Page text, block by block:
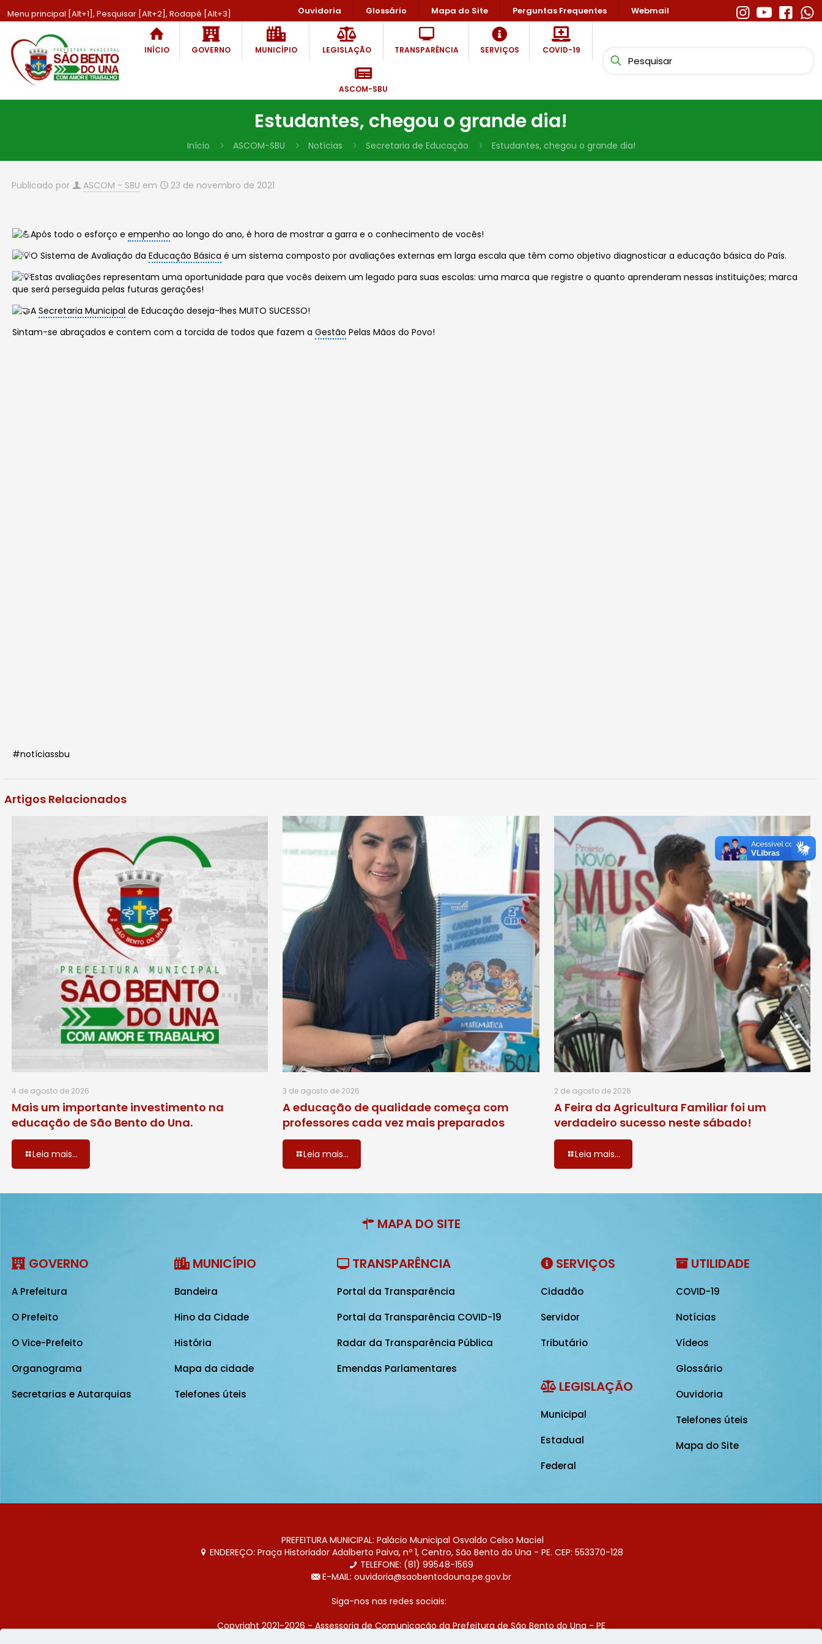
Menu principal [Alt+1], Pesquisar [Alt+2], Rodapé [Alt+3] Ouvidoria Glossário Mapa do Site Perguntas Frequentes Webmail
INÍCIO GOVERNO MUNICÍPIO LEGISLAÇÃO TRANSPARÊNCIA SERVIÇOS COVID-19
ASCOM-SBU
Estudantes, chegou o grande dia!
Início ASCOM-SBU Notícias Secretaria de Educação Estudantes, chegou o grande dia!
Publicado por ASCOM - SBU em 23 de novembro de 2021
Após todo o esforço eempenho ao longo do ano, é hora de mostrar a garra e o conhecimento de vocês!
O Sistema de Avaliação daEducação Básica é um sistema composto por avaliações externas em larga escala que têm como objetivo diagnosticar a educação básica do País.
Estas avaliações representam uma oportunidade para que vocês deixem um legado para suas escolas: uma marca que registre o quanto aprenderam nessas instituições; marca
que será perseguida pelas futuras gerações!
ASecretaria Municipal de Educação deseja-lhes MUITO SUCESSO!
Sintam-se abraçados e contem com a torcida de todos que fazem aGestão Pelas Mãos do Povo!
#notíciassbu
Artigos Relacionados
4 de agosto de 2026
Mais um importante investimento na
educação de São Bento do Una.
Leia mais...
3 de agosto de 2026
A educação de qualidade começa com
professores cada vez mais preparados
Leia mais...
2 de agosto de 2026
A Feira da Agricultura Familiar foi um
verdadeiro sucesso neste sábado!
Leia mais...
MAPA DO SITE
GOVERNO
A Prefeitura
O Prefeito
O Vice-Prefeito
Organograma
Secretarias e Autarquias
MUNICÍPIO
Bandeira
Hino da Cidade
História
Mapa da cidade
Telefones úteis
TRANSPARÊNCIA
Portal da Transparência
Portal da Transparência COVID-19
Radar da Transparência Pública
Emendas Parlamentares
SERVIÇOS
Cidadão
Servidor
Tributário
LEGISLAÇÃO
Municipal
Estadual
Federal
UTILIDADE
COVID-19
Notícias
Vídeos
Glossário
Ouvidoria
Telefones úteis
Mapa do Site
PREFEITURA MUNICIPAL: Palácio Municipal Osvaldo Celso Maciel
ENDEREÇO: Praça Historiador Adalberto Paiva, nº 1, Centro, São Bento do Una - PE. CEP: 553370-128
TELEFONE: (81) 99548-1569
E-MAIL: ouvidoria@saobentodouna.pe.gov.br
Siga-nos nas redes sociais:
Copyright 2021-2026 - Assessoria de Comunicação da Prefeitura de São Bento do Una - PE